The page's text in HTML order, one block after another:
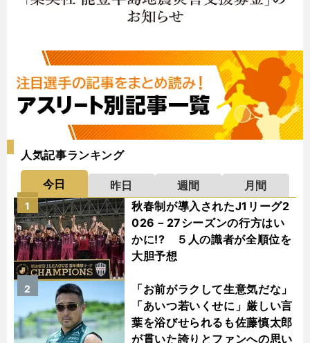
人気記事ランキング
今日 昨日 週間
月間
秋春制が導入されたJ1リーグ2
026－27シーズンの行方はい
かに!? ５人の識者が全順位を
大胆予想
1
「お前がラクして生意気だな」
「あいつ若いくせに」厳しい言
葉を浴びせられるも佐藤慎太郎
が貫いた誇りとファンへの思い
2